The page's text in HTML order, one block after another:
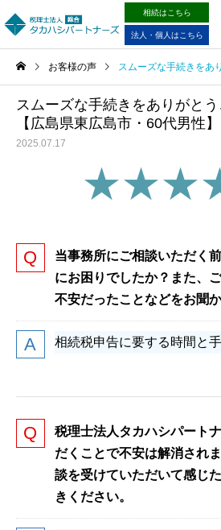
相続はこちら
法人・個人はこちら
お客様の声 スムーズな手続きをありがとうござ
スムーズな手続きをありがとう
【広島県東広島市・60代男性】
2025.07.17
当事務所にご相談いただく
にお困りでしたか？また、
不安だったことなどをお聞か
相続税申告に要する時間と
税理士法人タカハシパート
だくことで不安は解消され
談を受けていただいて感じ
きください。